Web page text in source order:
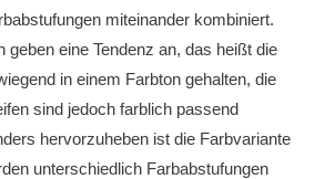
miteinander kombiniert.
geben eine Tendenz an, das heißt die
in einem Farbton gehalten, die
sind jedoch farblich passend
hervorzuheben ist die Farbvariante
unterschiedlich Farbabstufungen